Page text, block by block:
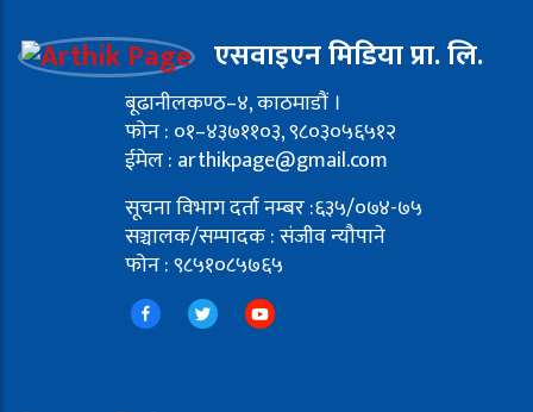
एसवाइएन मिडिया प्रा. लि.
बूढानीलकण्ठ–४, काठमाडौं ।
फोन : ०१–४३७११०३, ९८०३०५६५१२
ईमेल : arthikpage@gmail.com
सूचना विभाग दर्ता नम्बर :६३५/०७४-७५
सञ्चालक/सम्पादक : संजीव न्यौपाने
फोन : ९८५१०८५७६५